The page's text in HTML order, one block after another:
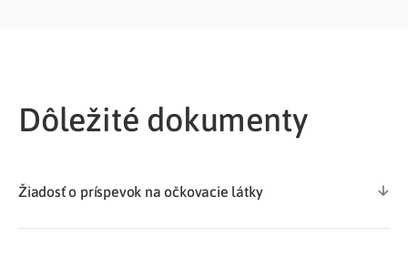
Dôležité dokumenty
Žiadosť o príspevok na očkovacie látky